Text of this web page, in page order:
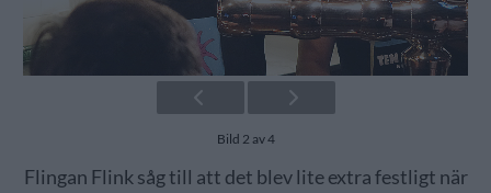
Bild 2 av 4
Flingan Flink såg till att det blev lite extra festligt när